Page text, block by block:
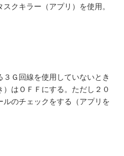
クキラー（アプリ）を使用。
Ｇ回線を使用していないとき
）はＯＦＦにする。ただし２０
のチェックをする（アプリを